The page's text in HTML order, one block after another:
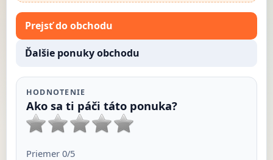
Prejsť do obchodu
Ďalšie ponuky obchodu
HODNOTENIE
Ako sa ti páči táto ponuka?
Priemer 0/5